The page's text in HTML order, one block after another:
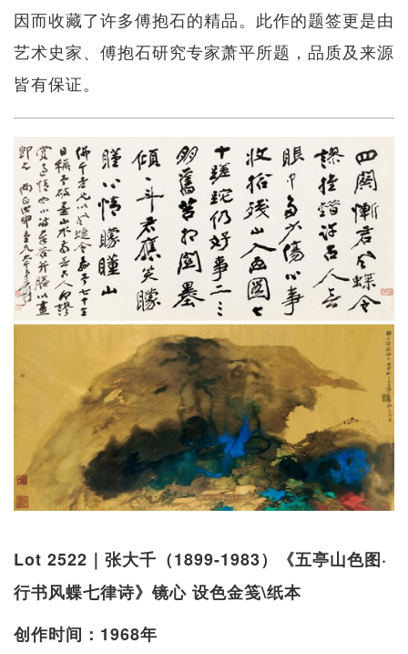
因而收藏了许多傅抱石的精品。此作的题签更是由
艺术史家、傅抱石研究专家萧平所题，品质及来源
皆有保证。
Lot 2522｜张大千（1899-1983）《五亭山色图·
行书风蝶七律诗》镜心 设色金笺\纸本
创作时间：1968年